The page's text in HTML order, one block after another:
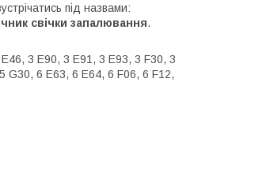
під назвами:
свічки запалювання.
3 E90, 3 E91, 3 E93, 3 F30, 3
G30, 6 E63, 6 E64, 6 F06, 6 F12,